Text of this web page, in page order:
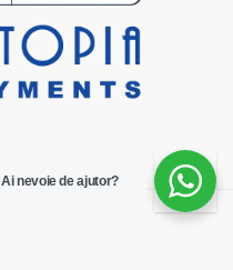
Ai nevoie de ajutor?